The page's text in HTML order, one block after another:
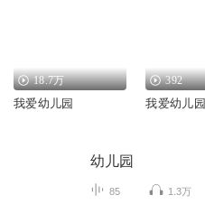
18.7万
我爱幼儿园
392
我爱幼儿园
幼儿园
85 1.3万